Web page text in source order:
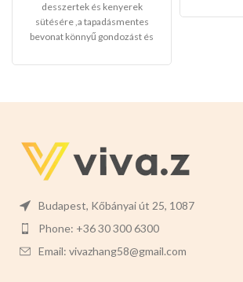
desszertek és kenyerek
sütésére ,a tapadásmentes
bevonat könnyű gondozást és
könnyen levehet,ez megkönnyíti
Budapest, Kőbányai út 25, 1087
Phone: +36 30 300 6300
Email: vivazhang58@gmail.com